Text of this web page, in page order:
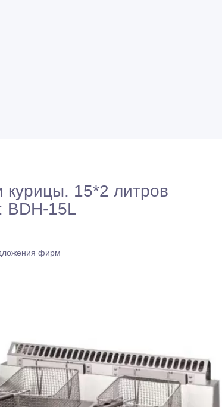
15*2 литров
BDH-15L
фирм